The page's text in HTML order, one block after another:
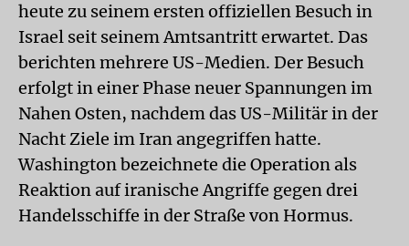
heute zu seinem ersten offiziellen Besuch in
Israel seit seinem Amtsantritt erwartet. Das
berichten mehrere US-Medien. Der Besuch
erfolgt in einer Phase neuer Spannungen im
Nahen Osten, nachdem das US-Militär in der
Nacht Ziele im Iran angegriffen hatte.
Washington bezeichnete die Operation als
Reaktion auf iranische Angriffe gegen drei
Handelsschiffe in der Straße von Hormus.